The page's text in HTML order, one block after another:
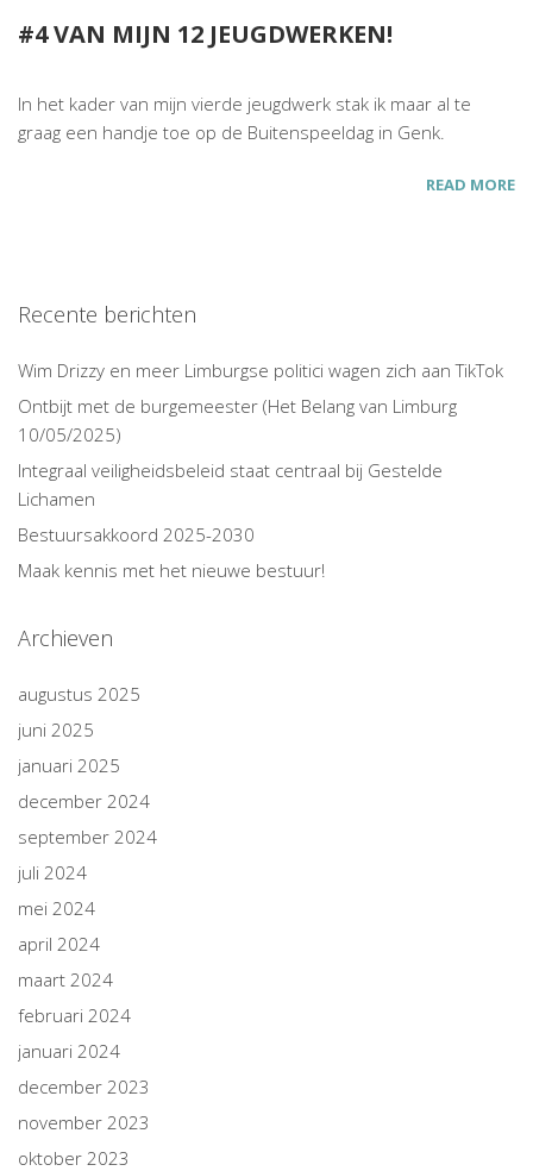
#4 VAN MIJN 12 JEUGDWERKEN!
In het kader van mijn vierde jeugdwerk stak ik maar al te
graag een handje toe op de Buitenspeeldag in Genk.
READ MORE
Recente berichten
Wim Drizzy en meer Limburgse politici wagen zich aan TikTok
Ontbijt met de burgemeester (Het Belang van Limburg
10/05/2025)
Integraal veiligheidsbeleid staat centraal bij Gestelde
Lichamen
Bestuursakkoord 2025-2030
Maak kennis met het nieuwe bestuur!
Archieven
augustus 2025
juni 2025
januari 2025
december 2024
september 2024
juli 2024
mei 2024
april 2024
maart 2024
februari 2024
januari 2024
december 2023
november 2023
oktober 2023